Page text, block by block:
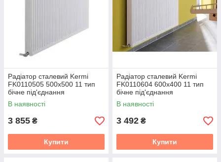
Радіатор сталевий Kermi
FK0110505 500x500 11 тип
бічне під'єднання
В наявності
3 855 ₴
Купити
Радіатор сталевий Kermi
FK0110604 600x400 11 тип
бічне під'єднання
В наявності
3 492 ₴
Купити